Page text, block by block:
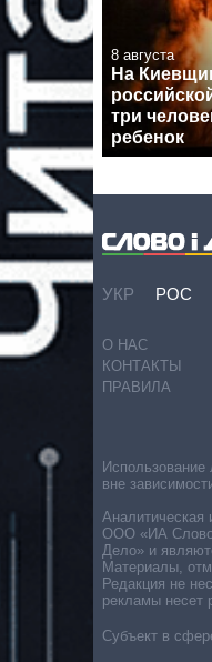
8 августа
На
три
ребенок
УКР РОС
О НАС
КОНТАКТЫ
ПРАВИЛА
Субъект в
вне
Аналитическая
ООО «ИА Слово
Дело» и
Материалы,
Редакция не
рекламы несет